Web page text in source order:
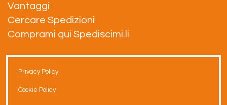
Vantaggi
Cercare Spedizioni
Comprami qui Spediscimi.li
Privacy Policy
Cookie Policy